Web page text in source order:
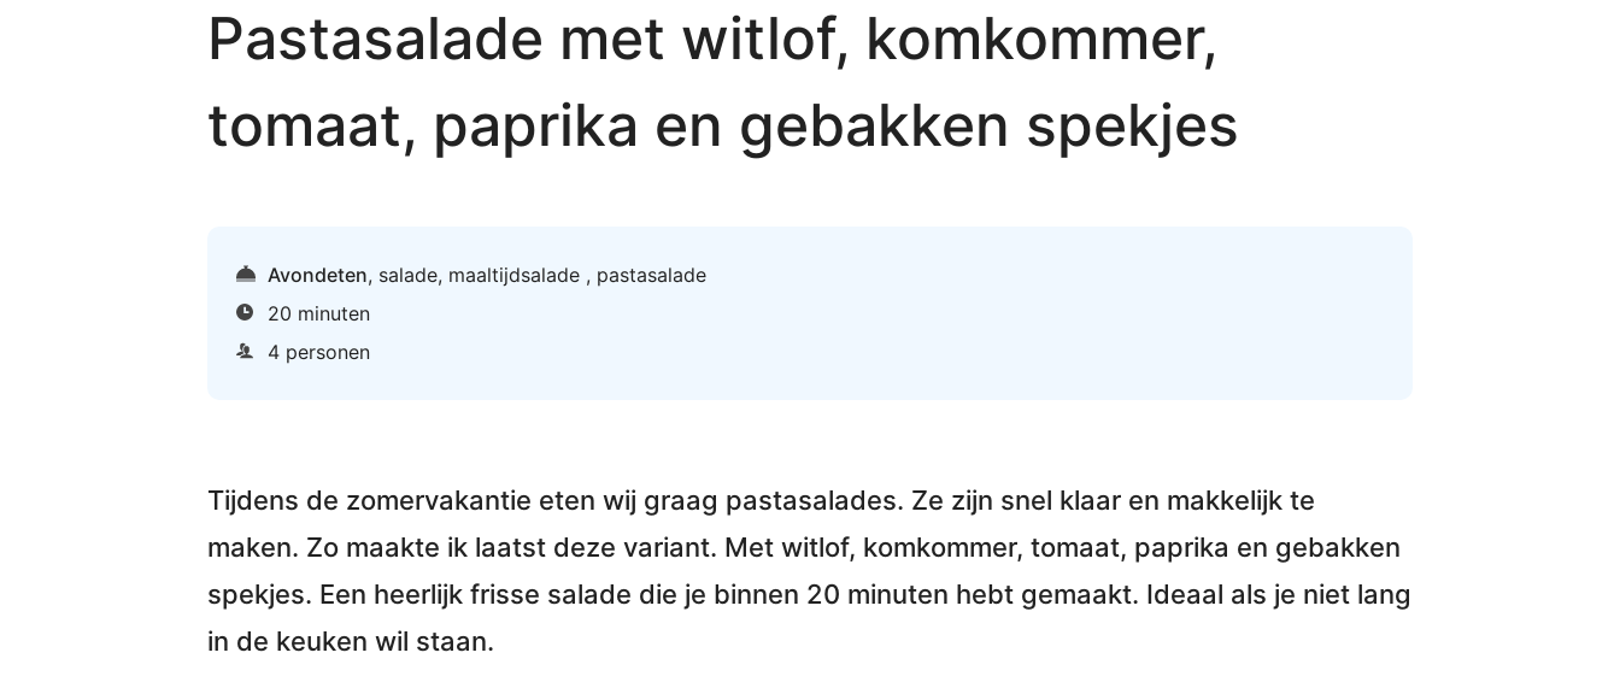
Pastasalade met witlof, komkommer,
tomaat, paprika en gebakken spekjes
Avondeten, salade, maaltijdsalade , pastasalade
20 minuten
4 personen
Tijdens de zomervakantie eten wij graag pastasalades. Ze zijn snel klaar en makkelijk te
maken. Zo maakte ik laatst deze variant. Met witlof, komkommer, tomaat, paprika en gebakken
spekjes. Een heerlijk frisse salade die je binnen 20 minuten hebt gemaakt. Ideaal als je niet lang
in de keuken wil staan.